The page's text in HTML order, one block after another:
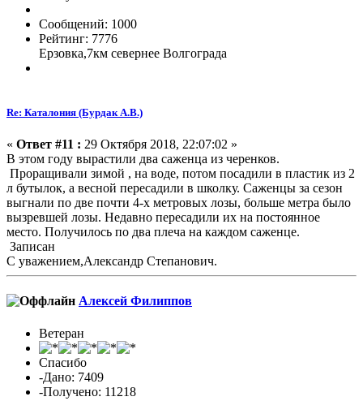
Сообщений: 1000
Рейтинг: 7776
Ерзовка,7км севернее Волгограда
Re: Каталония (Бурдак А.В.)
« Ответ #11 : 29 Октября 2018, 22:07:02 »
В этом году вырастили два саженца из черенков.
Проращивали зимой , на воде, потом посадили в пластик из 2
л бутылок, а весной пересадили в школку. Саженцы за сезон
выгнали по две почти 4-х метровых лозы, больше метра было
вызревшей лозы. Недавно пересадили их на постоянное
место. Получилось по два плеча на каждом саженце.
Записан
С уважением,Александр Степанович.
Алексей Филиппов
Ветеран
Спасибо
-Дано: 7409
-Получено: 11218